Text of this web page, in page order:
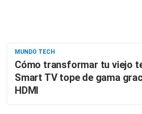
MUNDO TECH
Cómo transformar tu viejo
Smart TV tope de gama
HDMI